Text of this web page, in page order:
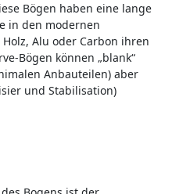
Bögen haben eine lange
in den modernen
Alu oder Carbon ihren
Bögen können „blank“
Anbauteilen) aber
und Stabilisation)